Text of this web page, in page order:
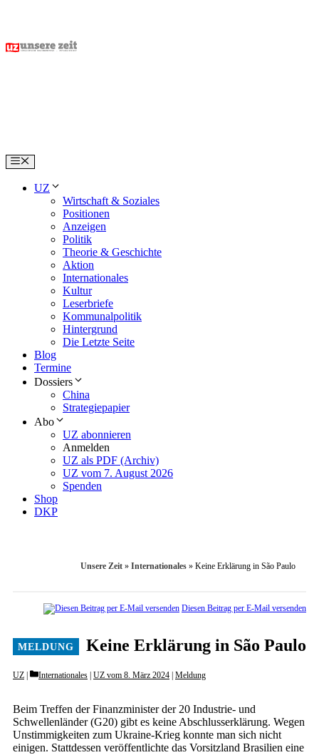
content
Menu
UZ
Wirtschaft & Soziales
Positionen
Anzeigen
Politik
Theorie & Geschichte
Aktion
Internationales
Kultur
Leserbriefe
Kommunalpolitik
Hintergrund
Die Letzte Seite
Blog
Termine
Dossiers
China
Strategiepapier
Abo
UZ abonnieren
Anmelden
UZ als PDF (Archiv)
UZ vom 7. August 2026
Spenden
Shop
DKP
Unsere Zeit » Internationales » Keine Erklärung in São Paulo
Diesen Beitrag per E-Mail versenden
Keine Erklärung in São Paulo
UZ Categories
Internationales UZ vom 8. März 2024 Meldung
Beim Treffen der Finanzminister der 20 Industrie- und
Schwellenländer (G20) gibt es keine Abschlusserklärung. Wegen
Unstimmigkeiten zum Ukraine-Krieg konnte man sich nicht
einigen. Stattdessen veröffentlichte das Vorsitzland Brasilien eine